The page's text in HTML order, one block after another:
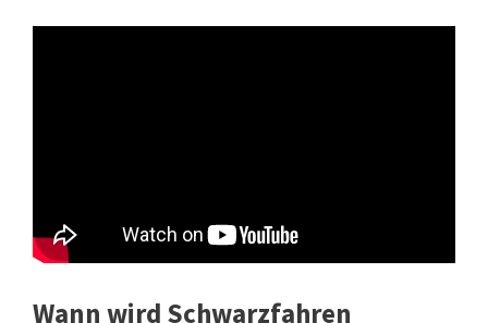
Wann wird Schwarzfahren